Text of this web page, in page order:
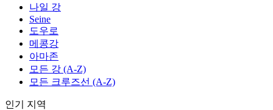
나일 강
Seine
도우로
메콩강
아마존
모든 강 (A-Z)
모든 크루즈선 (A-Z)
인기 지역